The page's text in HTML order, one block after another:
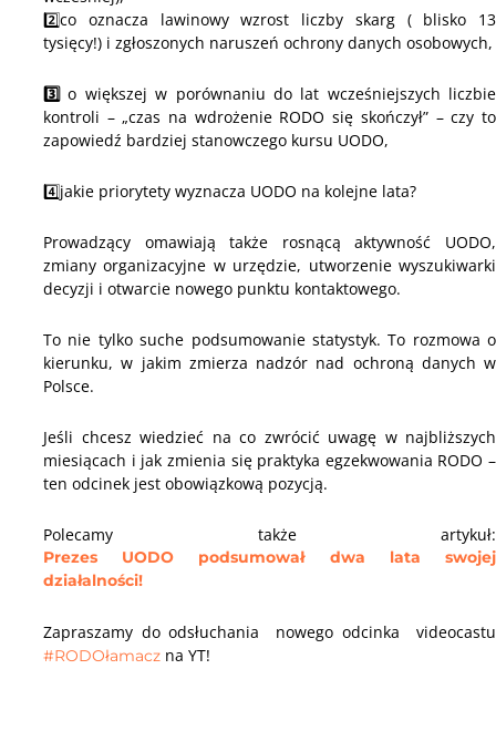
2️⃣co oznacza lawinowy wzrost liczby skarg ( blisko 13
tysięcy!) i zgłoszonych naruszeń ochrony danych osobowych,
3️⃣o większej w porównaniu do lat wcześniejszych liczbie
kontroli – „czas na wdrożenie RODO się skończył” – czy to
zapowiedź bardziej stanowczego kursu UODO,
4️⃣jakie priorytety wyznacza UODO na kolejne lata?
Prowadzący omawiają także rosnącą aktywność UODO,
zmiany organizacyjne w urzędzie, utworzenie wyszukiwarki
decyzji i otwarcie nowego punktu kontaktowego.
To nie tylko suche podsumowanie statystyk. To rozmowa o
kierunku, w jakim zmierza nadzór nad ochroną danych w
Polsce.
Jeśli chcesz wiedzieć na co zwrócić uwagę w najbliższych
miesiącach i jak zmienia się praktyka egzekwowania RODO –
ten odcinek jest obowiązkową pozycją.
Polecamy także artykuł:
Prezes UODO podsumował dwa lata swojej
działalności!
Zapraszamy do odsłuchania nowego odcinka videocastu
#RODOłamacz na YT!